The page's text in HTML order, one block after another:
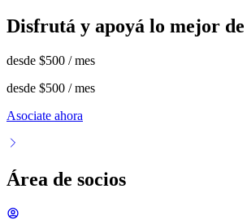
Disfrutá y apoyá lo mejor
desde $500 / mes
desde $500 / mes
Asociate ahora
Área de socios